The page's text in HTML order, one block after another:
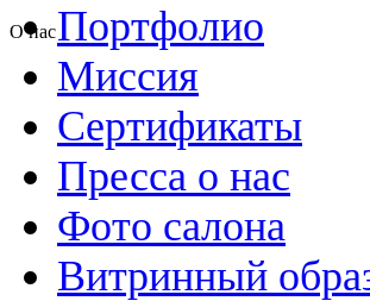
О насПортфолио
Миссия
Сертификаты
Пресса о нас
Фото салона
Витринный